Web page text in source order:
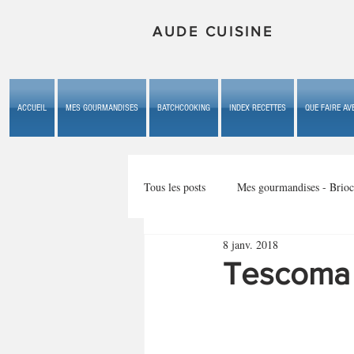
AUDE CUISINE
ACCUEIL MES GOURMANDISES BATCHCOOKING INDEX RECETTES QUE FAIRE
Tous les posts Mes gourmandises -
Mes gourmandises - les gâteaux du b
8 janv. 2018